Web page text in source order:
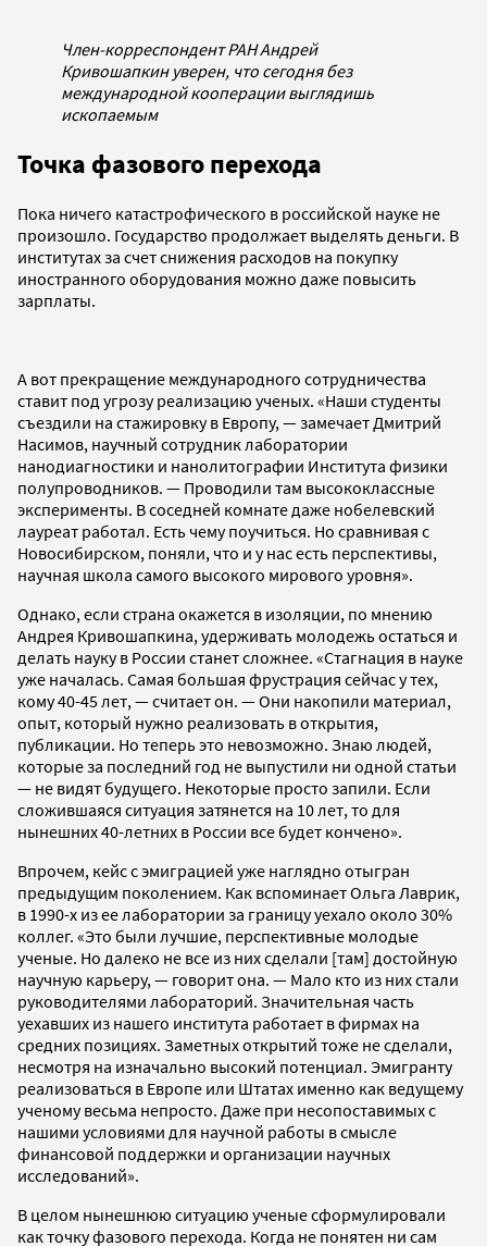
Член-корреспондент РАН Андрей
Кривошапкин уверен, что сегодня без
международной кооперации выглядишь
ископаемым
Точка фазового перехода
Пока ничего катастрофического в российской науке не
произошло. Государство продолжает выделять деньги. В
институтах за счет снижения расходов на покупку
иностранного оборудования можно даже повысить
зарплаты.
А вот прекращение международного сотрудничества
ставит под угрозу реализацию ученых. «Наши студенты
съездили на стажировку в Европу, — замечает Дмитрий
Насимов, научный сотрудник лаборатории
нанодиагностики и нанолитографии Института физики
полупроводников. — Проводили там высококлассные
эксперименты. В соседней комнате даже нобелевский
лауреат работал. Есть чему поучиться. Но сравнивая с
Новосибирском, поняли, что и у нас есть перспективы,
научная школа самого высокого мирового уровня».
Однако, если страна окажется в изоляции, по мнению
Андрея Кривошапкина, удерживать молодежь остаться и
делать науку в России станет сложнее. «Стагнация в науке
уже началась. Самая большая фрустрация сейчас у тех,
кому 40-45 лет, — считает он. — Они накопили материал,
опыт, который нужно реализовать в открытия,
публикации. Но теперь это невозможно. Знаю людей,
которые за последний год не выпустили ни одной статьи
— не видят будущего. Некоторые просто запили. Если
сложившаяся ситуация затянется на 10 лет, то для
нынешних 40-летних в России все будет кончено».
Впрочем, кейс с эмиграцией уже наглядно отыгран
предыдущим поколением. Как вспоминает Ольга Лаврик,
в 1990-х из ее лаборатории за границу уехало около 30%
коллег. «Это были лучшие, перспективные молодые
ученые. Но далеко не все из них сделали [там] достойную
научную карьеру, — говорит она. — Мало кто из них стали
руководителями лабораторий. Значительная часть
уехавших из нашего института работает в фирмах на
средних позициях. Заметных открытий тоже не сделали,
несмотря на изначально высокий потенциал. Эмигранту
реализоваться в Европе или Штатах именно как ведущему
ученому весьма непросто. Даже при несопоставимых с
нашими условиями для научной работы в смысле
финансовой поддержки и организации научных
исследований».
В целом нынешнюю ситуацию ученые сформулировали
как точку фазового перехода. Когда не понятен ни сам